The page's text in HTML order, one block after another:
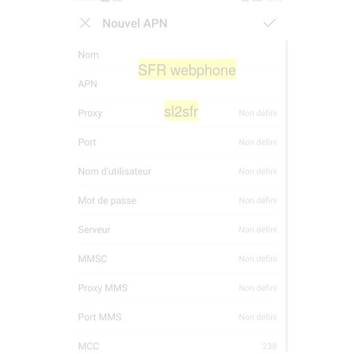
sl2sfr
SFR webphone